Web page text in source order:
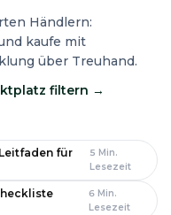
Händlern:
kaufe mit
über Treuhand.
filtern →
für
5 Min.
Lesezeit
6 Min.
Lesezeit